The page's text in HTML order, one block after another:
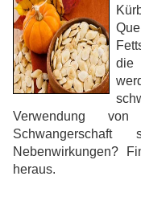
die
Verwendung
Nebenwirkungen?
heraus.